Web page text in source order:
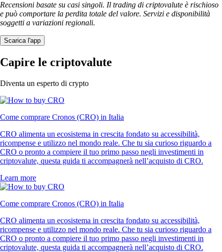
Recensioni basate su casi singoli. Il trading di criptovalute è rischioso
e può comportare la perdita totale del valore. Servizi e disponibilità
soggetti a variazioni regionali.
Scarica l'app
Capire le criptovalute
Diventa un esperto di crypto
Come comprare Cronos (CRO) in Italia
CRO alimenta un ecosistema in crescita fondato su accessibilità,
ricompense e utilizzo nel mondo reale. Che tu sia curioso riguardo a
CRO o pronto a compiere il tuo primo passo negli investimenti in
criptovalute, questa guida ti accompagnerà nell’acquisto di CRO.
Learn more
Come comprare Cronos (CRO) in Italia
CRO alimenta un ecosistema in crescita fondato su accessibilità,
ricompense e utilizzo nel mondo reale. Che tu sia curioso riguardo a
CRO o pronto a compiere il tuo primo passo negli investimenti in
criptovalute, questa guida ti accompagnerà nell’acquisto di CRO.